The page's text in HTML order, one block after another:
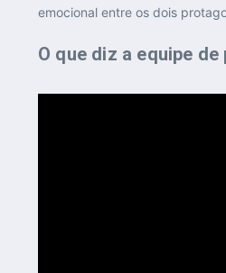
emocional entre os dois
O que diz a equipe